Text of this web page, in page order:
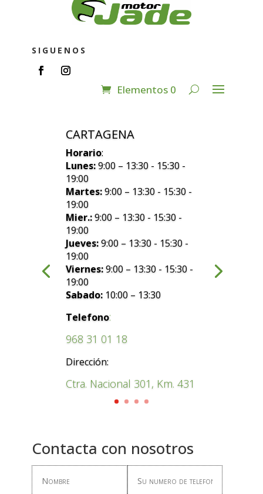
SIGUENOS
Elementos 0
CARTAGENA
Horario:
Lunes:9:00 – 13:30 - 15:30 -
19:00
Martes:9:00 – 13:30 - 15:30 -
19:00
Mier.:9:00 – 13:30 - 15:30 -
19:00
Jueves:9:00 – 13:30 - 15:30 -
19:00
Viernes:9:00 – 13:30 - 15:30 -
19:00
Sabado: 10:00 – 13:30
Telefono:
968 31 01 18
Dirección:
Ctra. Nacional 301, Km. 431
Contacta con nosotros